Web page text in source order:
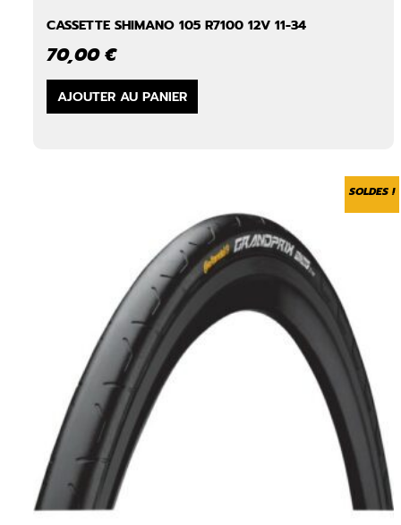
CASSETTE SHIMANO 105 R7100 12V 11-34
70,00€
AJOUTER AU PANIER
SOLDES !